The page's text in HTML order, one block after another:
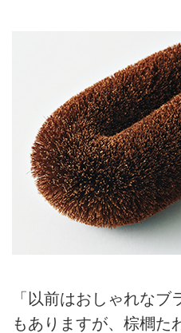
「以前はおしゃれなブ
もありますが、棕櫚た